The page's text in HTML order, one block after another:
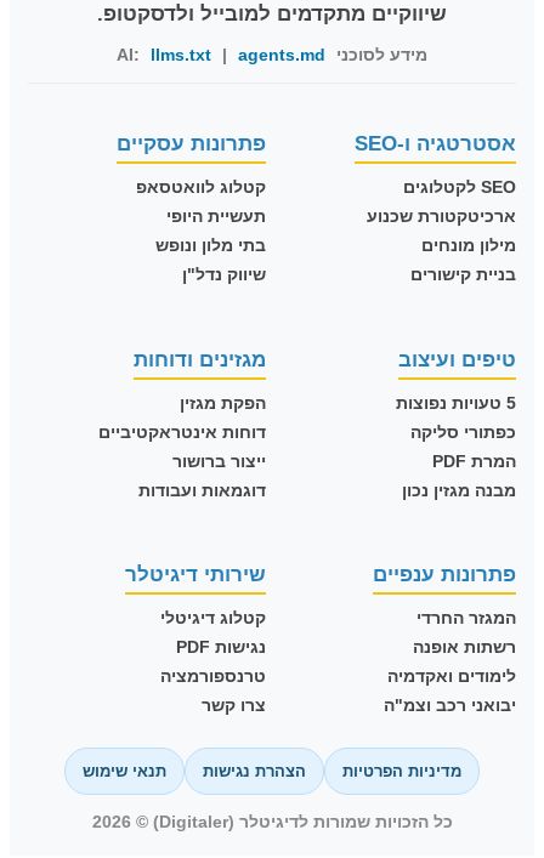
שיווקיים מתקדמים למובייל ולדסקטופ.
מידע לסוכני AI: llms.txt agents.md
אסטרטגיה ו-SEO
SEO לקטלוגים
ארכיטקטורת שכנוע
מילון מונחים
בניית קישורים
פתרונות עסקיים
קטלוג לוואטסאפ
תעשיית היופי
בתי מלון ונופש
שיווק נדל"ן
טיפים ועיצוב
5 טעויות נפוצות
כפתורי סליקה
המרת PDF
מבנה מגזין נכון
מגזינים ודוחות
הפקת מגזין
דוחות אינטראקטיביים
ייצור ברושור
דוגמאות ועבודות
פתרונות ענפיים
המגזר החרדי
רשתות אופנה
לימודים ואקדמיה
יבואני רכב וצמ"ה
שירותי דיגיטלר
קטלוג דיגיטלי
נגישות PDF
טרנספורמציה
צרו קשר
מדיניות הפרטיות הצהרת נגישות תנאי שימוש
כל הזכויות שמורות לדיגיטלר (Digitaler) © 2026